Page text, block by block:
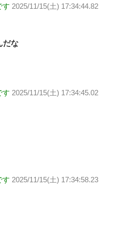
す 2025/11/15(土) 17:34:44.82
だな
す 2025/11/15(土) 17:34:45.02
す 2025/11/15(土) 17:34:58.23